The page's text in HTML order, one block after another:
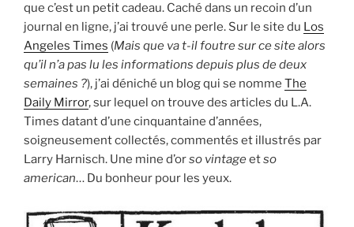
que c’est un petit cadeau. Caché dans un recoin d’un
journal en ligne, j’ai trouvé une perle. Sur le site du Los
Angeles Times (Mais que va t-il foutre sur ce site alors
qu’il n’a pas lu les informations depuis plus de deux
semaines ?), j’ai déniché un blog qui se nomme The
Daily Mirror, sur lequel on trouve des articles du L.A.
Times datant d’une cinquantaine d’années,
soigneusement collectés, commentés et illustrés par
Larry Harnisch. Une mine d’orso vintageetso
american… Du bonheur pour les yeux.